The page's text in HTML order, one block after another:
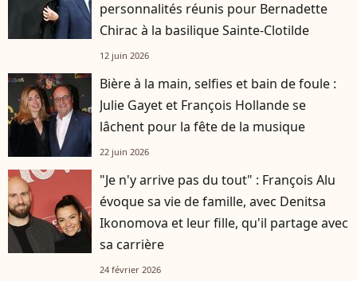
personnalités réunis pour Bernadette
Chirac à la basilique Sainte-Clotilde
12 juin 2026
Bière à la main, selfies et bain de foule :
Julie Gayet et François Hollande se
lâchent pour la fête de la musique
22 juin 2026
"Je n'y arrive pas du tout" : François Alu
évoque sa vie de famille, avec Denitsa
Ikonomova et leur fille, qu'il partage avec
sa carrière
24 février 2026